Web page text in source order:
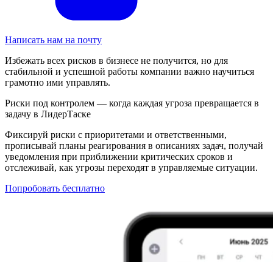
Написать нам на почту
Избежать всех рисков в бизнесе не получится, но для
стабильной и успешной работы компании важно научиться
грамотно ими управлять.
Риски под контролем — когда каждая угроза превращается в
задачу в ЛидерТаске
Фиксируй риски с приоритетами и ответственными,
прописывай планы реагирования в описаниях задач, получай
уведомления при приближении критических сроков и
отслеживай, как угрозы переходят в управляемые ситуации.
Попробовать бесплатно